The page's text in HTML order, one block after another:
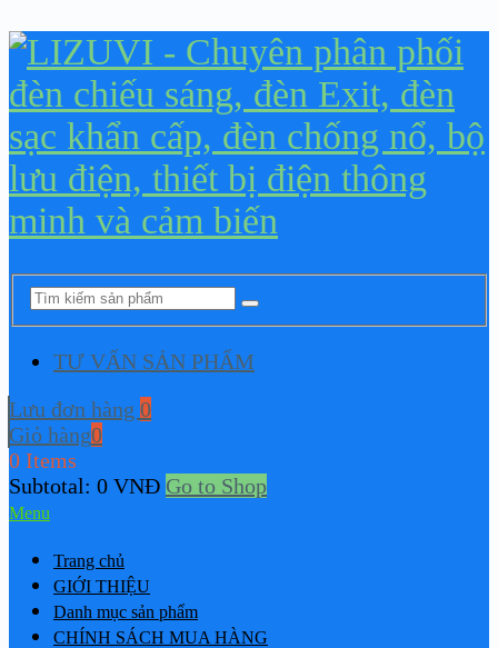
TƯ VẤN SẢN PHẨM
Lưu đơn hàng 0
Giỏ hàng0
0 Items
Subtotal: 0 VNĐ Go to Shop
Menu
Trang chủ
GIỚI THIỆU
Danh mục sản phẩm
CHÍNH SÁCH MUA HÀNG